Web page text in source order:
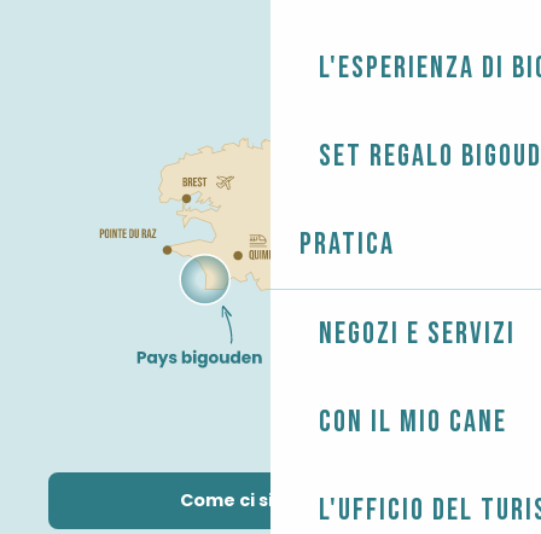
L'esperienza di
Set regalo
Pratica
Negozi e servizi
Con il mio cane
L'Ufficio del
Come ci si arriva?